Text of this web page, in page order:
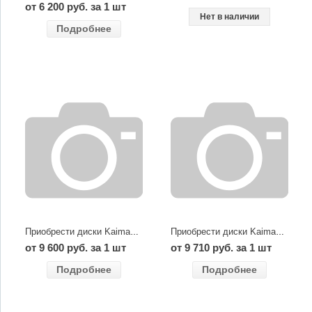
от 6 200 руб. за 1 шт
Подробнее
Нет в наличии
Приобрести диски Kaiman dark
от 9 600 руб. за 1 шт
Подробнее
Приобрести диски Kaiman high gloss
от 9 710 руб. за 1 шт
Подробнее